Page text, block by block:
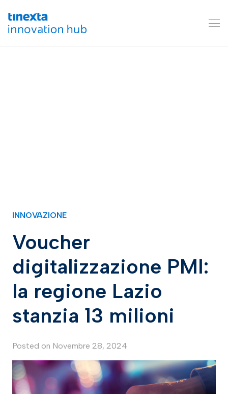
INNOVAZIONE
Voucher
digitalizzazione PMI:
la regione Lazio
stanzia 13 milioni
Posted on Novembre 28, 2024